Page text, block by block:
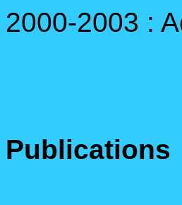
2000-2003 :
Publications